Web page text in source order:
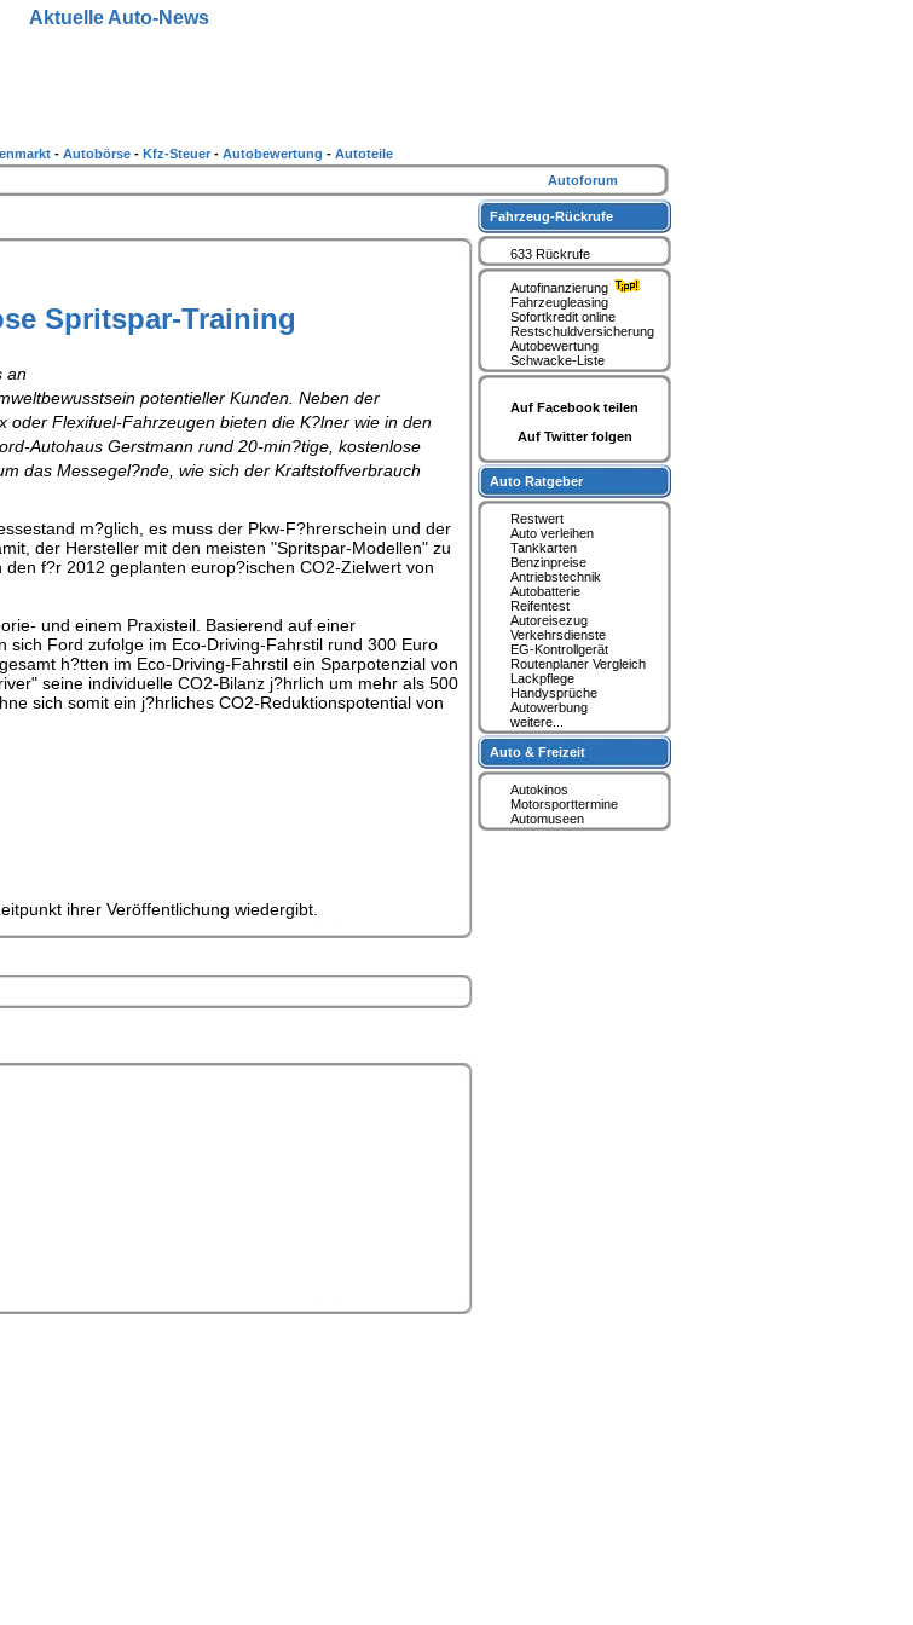
Spritspar-Training
an
potentieller Kunden. Neben der
Flexifuel-Fahrzeugen bieten die K?lner wie in den
Autohaus Gerstmann rund 20-min?tige, kostenlose
das Messegel?nde, wie sich der Kraftstoffverbrauch
m?glich, es muss der Pkw-F?hrerschein und der
der Hersteller mit den meisten "Spritspar-Modellen" zu
f?r 2012 geplanten europ?ischen CO2-Zielwert von
und einem Praxisteil. Basierend auf einer
Ford zufolge im Eco-Driving-Fahrstil rund 300 Euro
h?tten im Eco-Driving-Fahrstil ein Sparpotenzial von
seine individuelle CO2-Bilanz j?hrlich um mehr als 500
sich somit ein j?hrliches CO2-Reduktionspotential von
ihrer Veröffentlichung wiedergibt.
Fahrzeug-Rückrufe
633 Rückrufe
Autofinanzierung
Fahrzeugleasing
Sofortkredit online
Restschuldversicherung
Autobewertung
Schwacke-Liste
Auf Facebook teilen
Auf Twitter folgen
Auto Ratgeber
Restwert
Auto verleihen
Tankkarten
Benzinpreise
Antriebstechnik
Autobatterie
Reifentest
Autoreisezug
Verkehrsdienste
EG-Kontrollgerät
Routenplaner Vergleich
Lackpflege
Handysprüche
Autowerbung
weitere...
Auto & Freizeit
Autokinos
Motorsporttermine
Automuseen
Aktuelle Auto-News
- Autobörse - Kfz-Steuer - Autobewertung - Autoteile
Autoforum